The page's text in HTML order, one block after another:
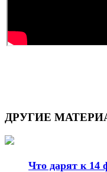
ДРУГИЕ
Что дарят к 14